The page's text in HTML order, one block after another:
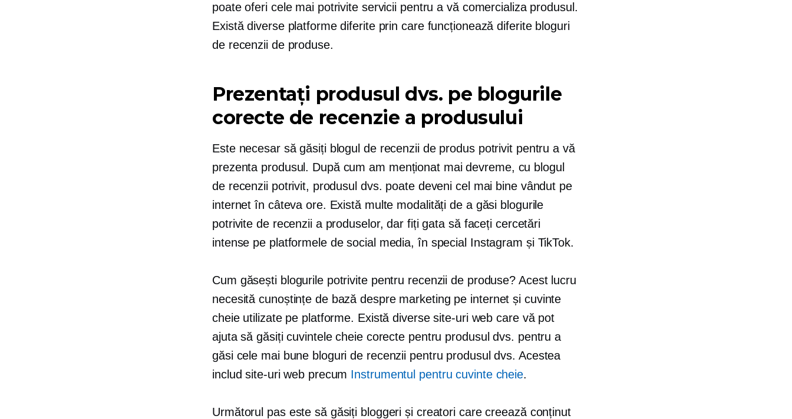
poate oferi cele mai potrivite servicii pentru a vă comercializa produsul.
Există diverse platforme diferite prin care funcționează diferite bloguri
de recenzii de produse.
Prezentați produsul dvs. pe blogurile
corecte de recenzie a produsului
Este necesar să găsiți blogul de recenzii de produs potrivit pentru a vă
prezenta produsul. După cum am menționat mai devreme, cu blogul
de recenzii potrivit, produsul dvs. poate deveni cel mai bine vândut pe
internet în câteva ore. Există multe modalități de a găsi blogurile
potrivite de recenzii a produselor, dar fiți gata să faceți cercetări
intense pe platformele de social media, în special Instagram și TikTok.
Cum găsești blogurile potrivite pentru recenzii de produse? Acest lucru
necesită cunoștințe de bază despre marketing pe internet și cuvinte
cheie utilizate pe platforme. Există diverse site-uri web care vă pot
ajuta să găsiți cuvintele cheie corecte pentru produsul dvs. pentru a
găsi cele mai bune bloguri de recenzii pentru produsul dvs. Acestea
includ site-uri web precum Instrumentul pentru cuvinte cheie.
Următorul pas este să găsiți bloggeri și creatori care creează conținut